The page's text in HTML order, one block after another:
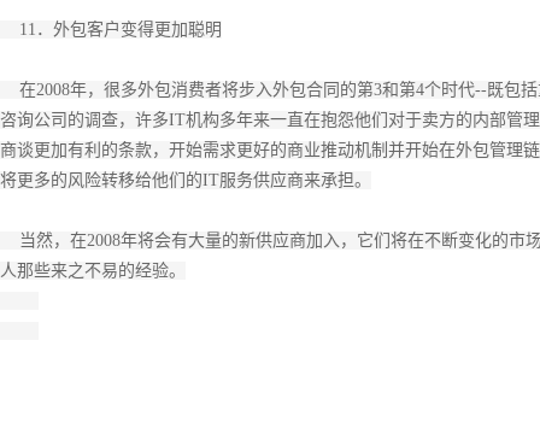
11．外包客户变得更加聪明
在2008年，很多外包消费者将步入外包合同的第3和第4个时代--既包
咨询公司的调查，许多IT机构多年来一直在抱怨他们对于卖方的内部管
商谈更加有利的条款，开始需求更好的商业推动机制并开始在外包管理
将更多的风险转移给他们的IT服务供应商来承担。
当然，在2008年将会有大量的新供应商加入，它们将在不断变化的市
人那些来之不易的经验。